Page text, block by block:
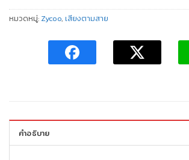
หมวดหมู่: Zycoo, เสียงตามสาย
คำอธิบาย